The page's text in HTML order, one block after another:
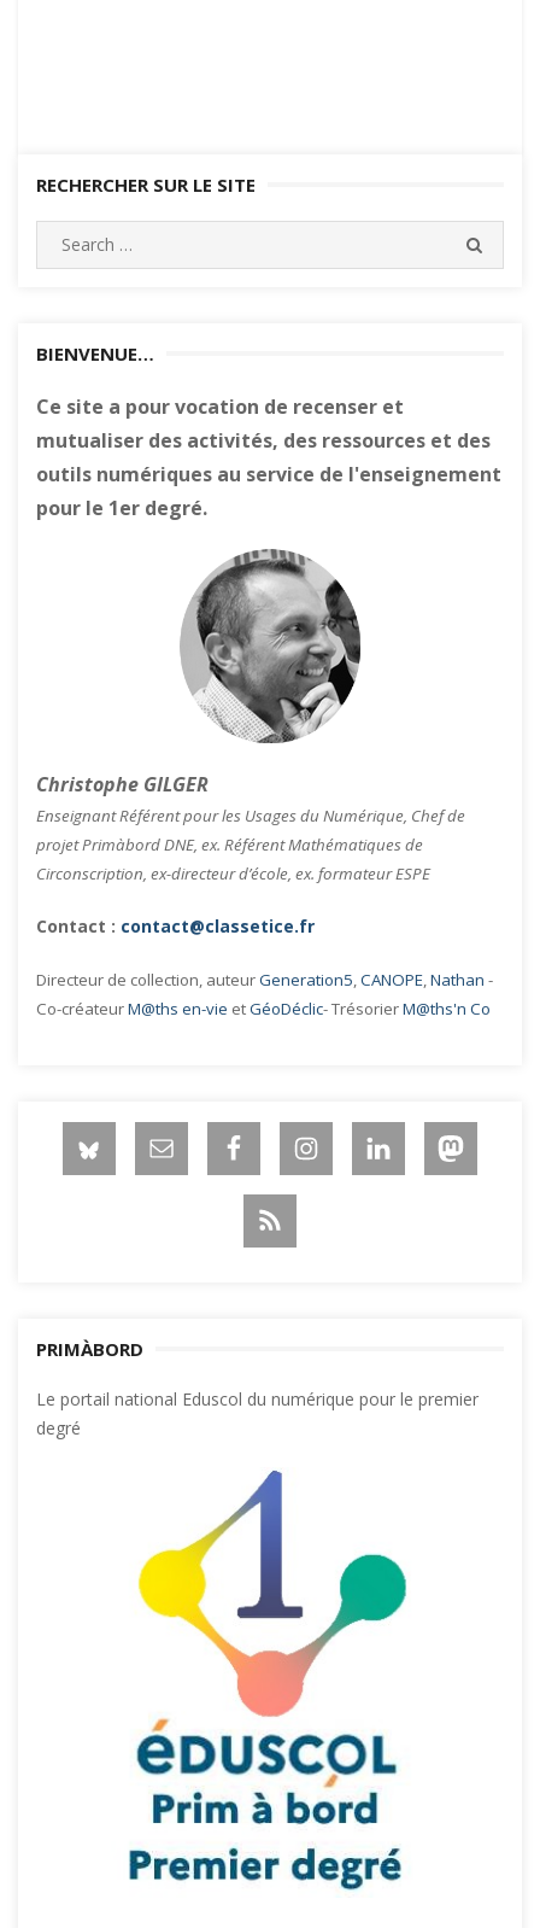
RECHERCHER SUR LE SITE
Search
for:
BIENVENUE…
Ce site a pour vocation de recenser et
mutualiser des activités, des ressources et des
outils numériques au service de l'enseignement
pour le 1er degré.
Christophe GILGER
Enseignant Référent pour les Usages du Numérique, Chef de
projet Primàbord DNE, ex. Référent Mathématiques de
Circonscription, ex-directeur d’école, ex. formateur ESPE
Contact : contact@classetice.fr
Directeur de collection, auteurGeneration5,CANOPE,Nathan -
Co-créateurM@ths en-vie etGéoDéclic- TrésorierM@ths'n Co
PRIMÀBORD
Le portail national Eduscol du numérique pour le premier
degré